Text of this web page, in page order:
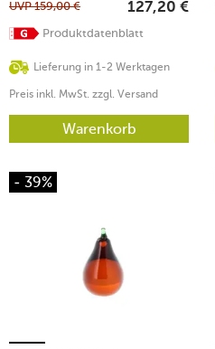
Lieferung in 1-2 Werktagen
UVP159,00 € 127,20 €
Preis inkl. MwSt. zzgl. Versand
Produktdatenblatt
Warenkorb
- 39%